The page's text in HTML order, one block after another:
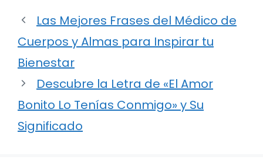
Las Mejores Frases del Médico de
Cuerpos y Almas para Inspirar tu
Bienestar
Descubre la Letra de «El Amor
Bonito Lo Tenías Conmigo» y Su
Significado